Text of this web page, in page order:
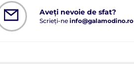
Aveți nevoie de sfat?
Scrieți-ne info@galamodino.ro